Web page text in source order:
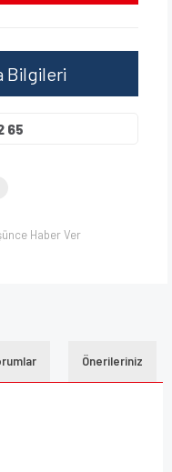
Bilgileri
65
Haber Ver
Önerileriniz